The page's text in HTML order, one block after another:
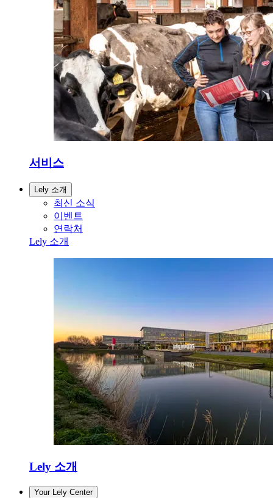
서비스
Lely 소개
최신 소식
이벤트
연락처
Lely 소개
Lely 소개
Your Lely Center